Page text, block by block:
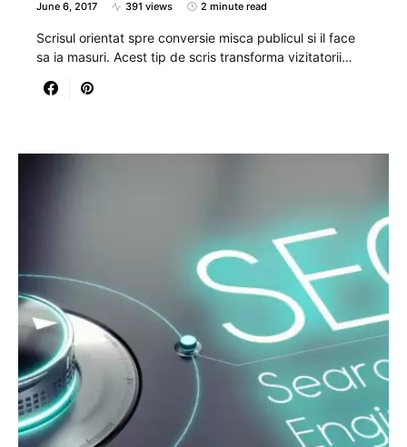
June 6, 2017 391 views 2 minute read
Scrisul orientat spre conversie misca publicul si il face
sa ia masuri. Acest tip de scris transforma vizitatorii…